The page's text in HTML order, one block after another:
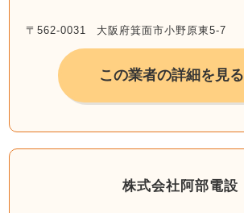
〒562-0031 大阪府箕面市小野原東5-7
この業者の詳細を見る
株式会社阿部電設